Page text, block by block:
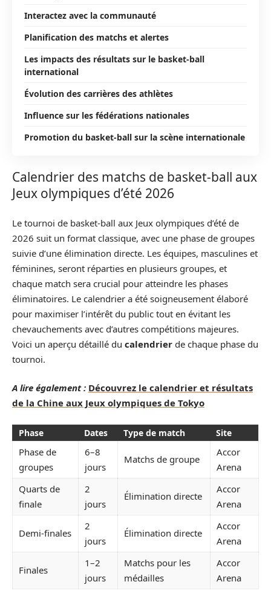
Interactez avec la communauté
Planification des matchs et alertes
Les impacts des résultats sur le basket-ball
international
Évolution des carrières des athlètes
Influence sur les fédérations nationales
Promotion du basket-ball sur la scène internationale
Calendrier des matchs de basket-ball aux
Jeux olympiques d’été 2026
Le tournoi de basket-ball aux Jeux olympiques d’été de
2026 suit un format classique, avec une phase de groupes
suivie d’une élimination directe. Les équipes, masculines et
féminines, seront réparties en plusieurs groupes, et
chaque match sera crucial pour atteindre les phases
éliminatoires. Le calendrier a été soigneusement élaboré
pour maximiser l’intérêt du public tout en évitant les
chevauchements avec d’autres compétitions majeures.
Voici un aperçu détaillé du calendrier de chaque phase du
tournoi.
A lire également : Découvrez le calendrier et résultats
de la Chine aux Jeux olympiques de Tokyo
Phase Dates Type de match Site
Phase de
groupes
6–8
jours
Matchs de groupe
Accor
Arena
Quarts de
finale
2
jours
Élimination directe
Accor
Arena
Demi-finales
2
jours
Élimination directe
Accor
Arena
Finales
1–2
jours
Matchs pour les
médailles
Accor
Arena